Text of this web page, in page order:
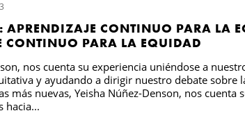
APRENDIZAJE CONTINUO PARA LA
CONTINUO PARA LA EQUIDAD
nos cuenta su experiencia uniéndose a
y ayudando a dirigir nuestro debate sobre
más nuevas, Yeisha Núñez-Denson, nos cuenta
hacia...